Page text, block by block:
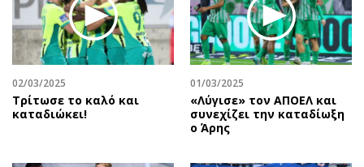
02/03/2025
Τρίτωσε το καλό και
καταδιώκει!
01/03/2025
«Λύγισε» τον ΑΠΟΕΛ και
συνεχίζει την καταδίωξη
ο Άρης